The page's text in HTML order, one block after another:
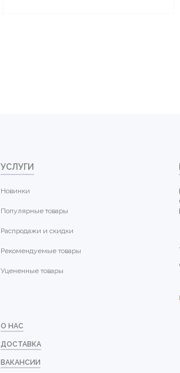
УСЛУГИ
Новинки
Популярные товары
Распродажи и скидки
Рекомендуемые товары
Уцененные товары
О НАС
ДОСТАВКА
ВАКАНСИИ